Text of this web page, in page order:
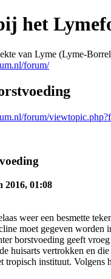
het
van Lyme (Lyme-
forum/
forum/
2016, 01:08
weer een besmette
moet gegeven worden
borstvoeding geeft
huisarts vertrokken en
tropisch instituut.